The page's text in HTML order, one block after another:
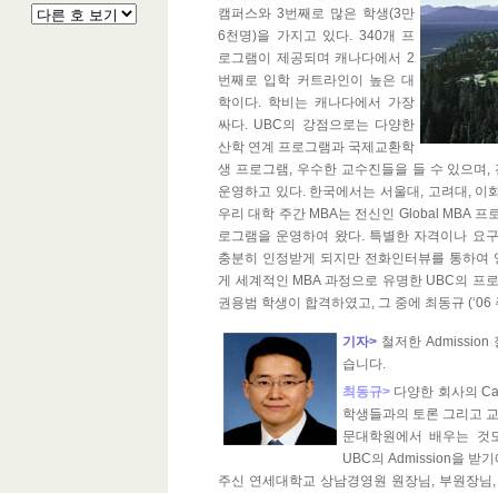
캠퍼스와 3번째로 많은 학생(3만
6천명)을 가지고 있다. 340개 프
로그램이 제공되며 캐나다에서 2
번째로 입학 커트라인이 높은 대
학이다. 학비는 캐나다에서 가장
싸다. UBC의 강점으로는 다양한
산학 연계 프로그램과 국제교환학
생 프로그램, 우수한 교수진들을 들 수 있으며
운영하고 있다. 한국에서는 서울대, 고려대,
우리 대학 주간 MBA는 전신인 Global MBA 프
로그램을 운영하여 왔다. 특별한 자격이나 요
충분히 인정받게 되지만 전화인터뷰를 통하
게 세계적인 MBA 과정으로 유명한 UBC의 프
권용범 학생이 합격하였고, 그 중에 최동규
기자> 철저한 Admission
습니다.
최동규> 다양한 회사의
학생들과의 토론 그리고
문대학원에서 배우는
UBC의 Admission을 받
주신 연세대학교 상남경영원 원장님, 부원장